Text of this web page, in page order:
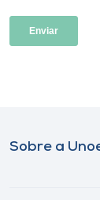
Sobre a